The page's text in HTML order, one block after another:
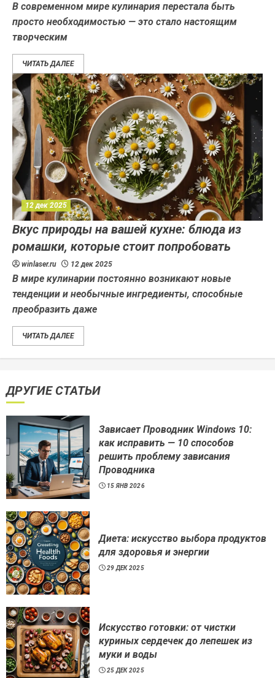
В современном мире кулинария перестала быть
просто необходимостью — это стало настоящим
творческим
ЧИТАТЬ ДАЛЕЕ
12 дек 2025
Вкус природы на вашей кухне: блюда из
ромашки, которые стоит попробовать
winlaser.ru 12 дек 2025
В мире кулинарии постоянно возникают новые
тенденции и необычные ингредиенты, способные
преобразить даже
ЧИТАТЬ ДАЛЕЕ
ДРУГИЕ СТАТЬИ
Зависает Проводник Windows 10:
как исправить — 10 способов
решить проблему зависания
Проводника
15 ЯНВ 2026
Диета: искусство выбора продуктов
для здоровья и энергии
29 ДЕК 2025
Искусство готовки: от чистки
куриных сердечек до лепешек из
муки и воды
25 ДЕК 2025